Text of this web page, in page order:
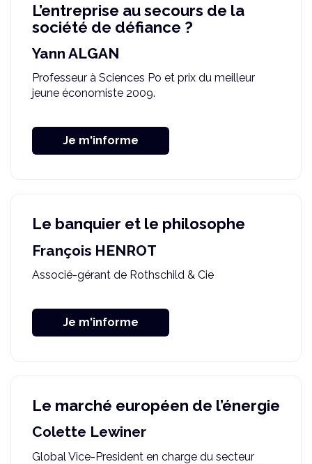
L’entreprise au secours de la
société de défiance ?
Yann ALGAN
Professeur à Sciences Po et prix du meilleur
jeune économiste 2009.
Je m'informe
Le banquier et le philosophe
François HENROT
Associé-gérant de Rothschild & Cie
Je m'informe
Le marché européen de l’énergie
Colette Lewiner
Global Vice-President en charge du secteur